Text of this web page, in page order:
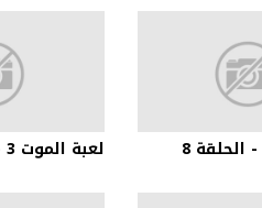
لعبة الموت 3 - الحلقة 7